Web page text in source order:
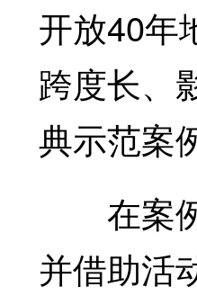
开放40年
跨度长、
典示范案
在案例
并借助活